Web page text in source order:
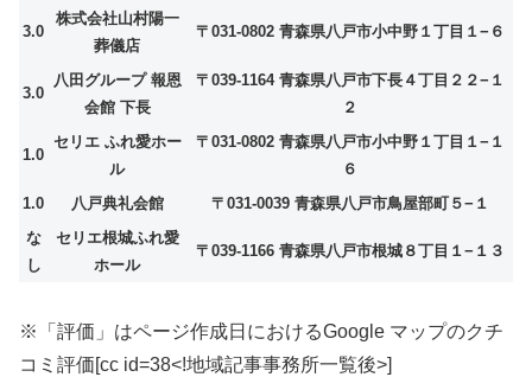
3.0
株式会社山村陽一
葬儀店
〒031-0802 青森県八戸市小中野１丁目１−６
3.0
八田グループ 報恩
会館 下長
〒039-1164 青森県八戸市下長４丁目２２−１
２
1.0
セリエ ふれ愛ホー
ル
〒031-0802 青森県八戸市小中野１丁目１−１
６
1.0
八戸典礼会館
〒031-0039 青森県八戸市鳥屋部町５−１
な
し
セリエ根城ふれ愛
ホール
〒039-1166 青森県八戸市根城８丁目１−１３
※「評価」はページ作成日におけるGoogle マップのクチ
コミ評価[cc id=38<!地域記事事務所一覧後>]